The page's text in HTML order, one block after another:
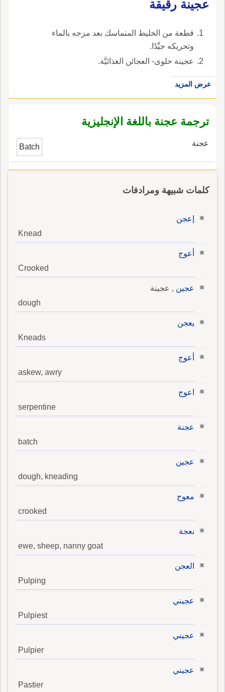
عجينة رقيقة
قطعة من الخليط المتماسك بعد مزجه بالماء
وتحريكه جيِّدًا.
عجينة حلوى- العجائن الغذائيَّة.
عرض المزيد
ترجمة عجنة باللغة الإنجليزية
عجنة Batch
كلمات شبيهة ومرادفات
إعجن
Knead
أعوج
Crooked
عجين , عجينة
dough
يعجن
Kneads
أعوج
askew, awry
اعوج
serpentine
عجنة
batch
عجين
dough, kneading
معوج
crooked
نعجة
ewe, sheep, nanny goat
العجن
Pulping
عجيني
Pulpiest
عجيني
Pulpier
عجيني
Pastier